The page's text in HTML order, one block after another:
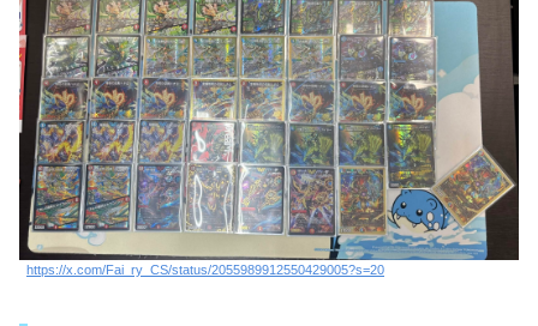
https://x.com/Fai_ry_CS/status/2055989912550429005?s=20